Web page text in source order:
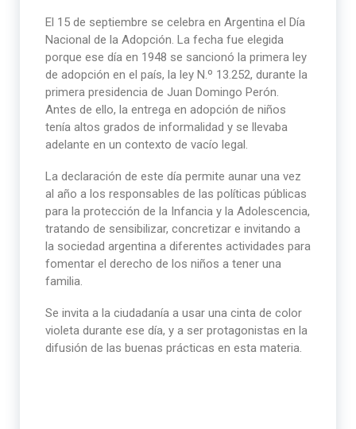
El 15 de septiembre se celebra en Argentina el Día
Nacional de la Adopción. La fecha fue elegida
porque ese día en 1948 se sancionó la primera ley
de adopción en el país, la ley N.º 13.252, durante la
primera presidencia de Juan Domingo Perón.
Antes de ello, la entrega en adopción de niños
tenía altos grados de informalidad y se llevaba
adelante en un contexto de vacío legal.
La declaración de este día permite aunar una vez
al año a los responsables de las políticas públicas
para la protección de la Infancia y la Adolescencia,
tratando de sensibilizar, concretizar e invitando a
la sociedad argentina a diferentes actividades para
fomentar el derecho de los niños a tener una
familia.
Se invita a la ciudadanía a usar una cinta de color
violeta durante ese día, y a ser protagonistas en la
difusión de las buenas prácticas en esta materia.